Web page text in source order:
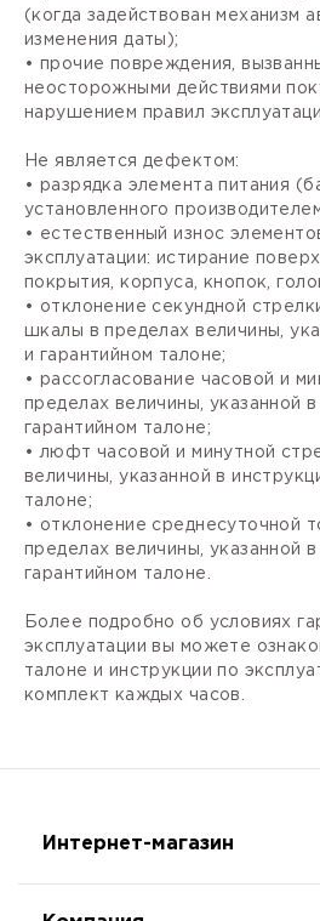
(когда задействован механизм
изменения даты);
• прочие повреждения,
неосторожными действиями
нарушением правил
Не является дефектом:
• разрядка элемента питания
установленного
• естественный износ
эксплуатации: истирание
покрытия, корпуса, кнопок,
• отклонение секундной
шкалы в пределах величины,
и гарантийном талоне;
• рассогласование часовой и
пределах величины, указанной
гарантийном талоне;
• люфт часовой и минутной
величины, указанной в
талоне;
• отклонение среднесуточной
пределах величины, указанной
гарантийном талоне.
Более подробно об условиях
эксплуатации вы можете
талоне и инструкции по
комплект каждых часов.
Интернет-магазин